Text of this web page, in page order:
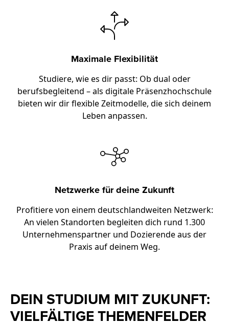
Maximale Flexibilität
Studiere, wie es dir passt: Ob dual oder
berufsbegleitend – als digitale Präsenzhochschule
bieten wir dir flexible Zeitmodelle, die sich deinem
Leben anpassen.
Netzwerke für deine Zukunft
Profitiere von einem deutschlandweiten Netzwerk:
An vielen Standorten begleiten dich rund 1.300
Unternehmenspartner und Dozierende aus der
Praxis auf deinem Weg.
DEIN STUDIUM MIT ZUKUNFT:
VIELFÄLTIGE THEMENFELDER